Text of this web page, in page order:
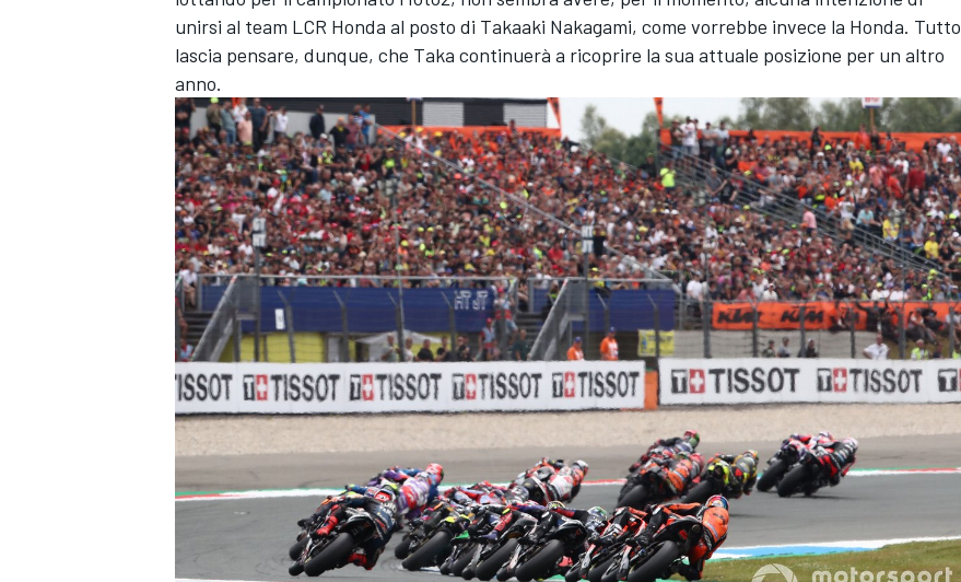
ENDURANCE/GT
unirsi al team LCR Honda al posto di Takaaki Nakagami, come vorrebbe invece la Honda. Tutto
lascia pensare, dunque, che Taka continuerà a ricoprire la sua attuale posizione per un altro
anno.